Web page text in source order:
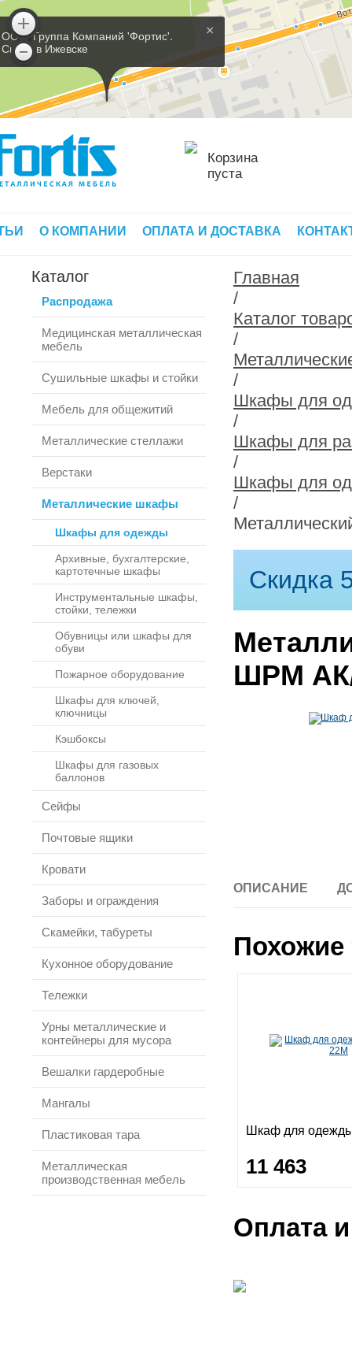
×
ООО 'Группа Компаний 'Фортис'.
Склад в Ижевске
Корзина
пуста
О КОМПАНИИ ОПЛАТА И ДОСТАВКА
Каталог
Распродажа
Медицинская металлическая
мебель
Сушильные шкафы и стойки
Мебель для общежитий
Металлические стеллажи
Верстаки
Металлические шкафы
Шкафы для одежды
Архивные, бухгалтерские,
картотечные шкафы
Инструментальные шкафы,
стойки, тележки
Обувницы или шкафы для
обуви
Пожарное оборудование
Шкафы для ключей,
ключницы
Кэшбоксы
Шкафы для газовых
баллонов
Сейфы
Почтовые ящики
Кровати
Заборы и ограждения
Скамейки, табуреты
Кухонное оборудование
Тележки
Урны металлические и
контейнеры для мусора
Вешалки гардеробные
Мангалы
Пластиковая тара
Металлическая
производственная мебель
Главная
/
Каталог
/
/
Шкафы для
/
Шкафы для
/
Шкафы для
/
Скидка
ШРМ
ОПИСАНИЕ
Шкаф для
11 463
Оплата